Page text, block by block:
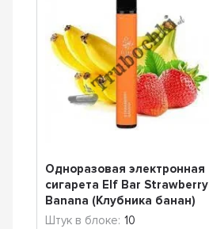
Одноразовая электронная
сигарета Elf Bar Strawberry
Banana (Клубника банан)
(...
Штук в блоке: 10